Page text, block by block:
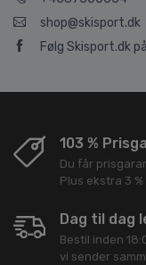
shop@skisport.dk
Følg Skisport.dk
103 %
Du får
Plus ekstra 3
Dag til dag
Bestil inden
vi sender